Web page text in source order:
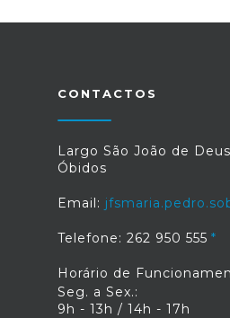
CONTACTOS
Largo São João de
Óbidos
Email:
Telefone: 262 950 555
Horário de
Seg. a Sex.:
9h - 13h / 14h - 17h